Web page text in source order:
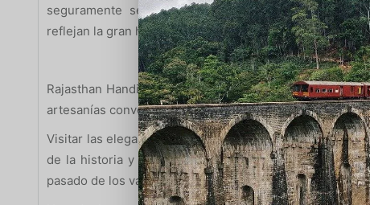
seguramente será una experiencia maravillosa. Ya
reflejan la gran historia de muchas dinastías.
Rajasthan Handicrafts, frente al Hotel Sagar, a unos 2
artesanías convencional, con un buen stock de joyería,
Visitar las elegantes construcciones ofrecerá una
de la historia y toda la región. Lo llevará de vuelta a
pasado de los valientes gobernantes Rajputs.